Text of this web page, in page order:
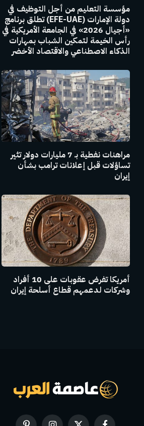
مؤسسة التعليم من أجل التوظيف في
دولة الإمارات (EFE-UAE) تطلق برنامج
«أجيال 2026» في الجامعة الأمريكية في
رأس الخيمة لتمكين الشباب بمهارات
الذكاء الاصطناعي والاقتصاد الأخضر
مراهنات نفطية بـ 7 مليارات دولار تثير
تساؤلات قبل إعلانات ترامب بشأن
إيران
أمريكا تفرض عقوبات على 10 أفراد
وشركات لدعمهم قطاع أسلحة إيران